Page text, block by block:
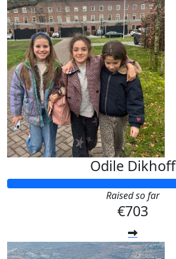
Odile Dikhoff
Raised so far
€703